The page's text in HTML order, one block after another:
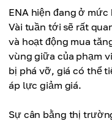
ENA hiện đang ở
Vài tuần tới sẽ rất
và hoạt động mua
vùng giữa của phạm
bị phá vỡ, giá có thể
áp lực giảm giá.
Sự cân bằng thị